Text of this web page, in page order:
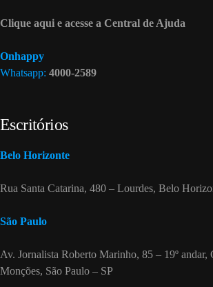
Clique aqui e acesse a Central de Ajuda
Onhappy
Whatsapp: 4000-2589
Escritórios
Belo Horizonte
Rua Santa Catarina, 480 – Lourdes, Belo
São Paulo
Av. Jornalista Roberto Marinho, 85 – 19º andar,
Monções, São Paulo – SP